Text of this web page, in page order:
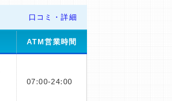
口コミ・詳細
ATM営業時間
07:00-24:00